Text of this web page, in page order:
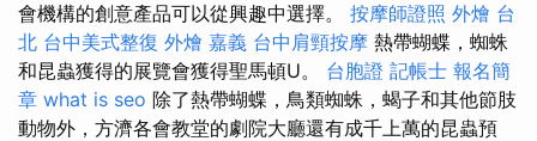
會機構的創意產品可以從興趣中選擇。 按摩師證照 外燴 台
北 台中美式整復 外燴 嘉義 台中肩頸按摩 熱帶蝴蝶，蜘蛛
和昆蟲獲得的展覽會獲得聖馬頓U。 台胞證 記帳士 報名簡
章 what is seo 除了熱帶蝴蝶，鳥類蜘蛛，蝎子和其他節肢
動物外，方濟各會教堂的劇院大廳還有成千上萬的昆蟲預